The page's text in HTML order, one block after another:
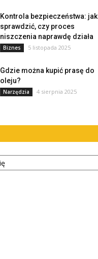
Kontrola bezpieczeństwa: jak
sprawdzić, czy proces
niszczenia naprawdę działa
Biznes 5 listopada 2025
Gdzie można kupić prasę do
oleju?
Narzędzia 4 sierpnia 2025